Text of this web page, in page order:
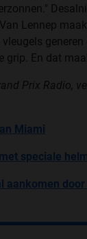
Lennep
En dat
Prix Radio,
Miami
speciale
aankomen